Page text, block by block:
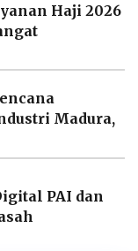
Haji 2026
Madura,
PAI dan